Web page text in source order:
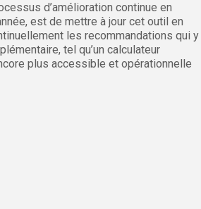
d’amélioration continue en
est de mettre à jour cet outil en
les recommandations qui y
tel qu’un calculateur
plus accessible et opérationnelle